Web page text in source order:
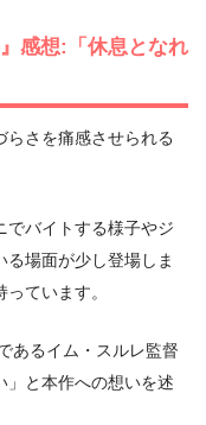
感想:「休息となれ
らさを痛感させられる
でバイトする様子やジ
る場面が少し登場しま
ています。
あるイム・スルレ監督
」と本作への想いを述